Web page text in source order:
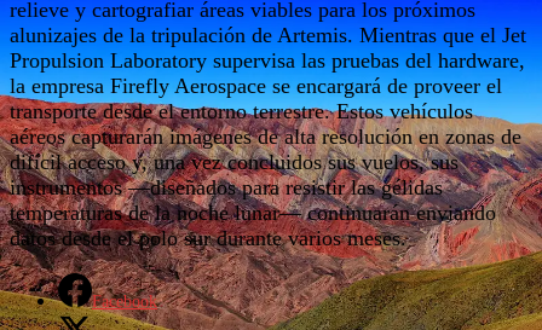
relieve y cartografiar áreas viables para los próximos
alunizajes de la tripulación de Artemis. Mientras que el Jet
Propulsion Laboratory supervisa las pruebas del hardware,
la empresa Firefly Aerospace se encargará de proveer el
transporte desde el entorno terrestre. Estos vehículos
aéreos capturarán imágenes de alta resolución en zonas de
difícil acceso y, una vez concluidos sus vuelos, sus
instrumentos —diseñados para resistir las gélidas
temperaturas de la noche lunar— continuarán enviando
datos desde el polo sur durante varios meses.
Facebook